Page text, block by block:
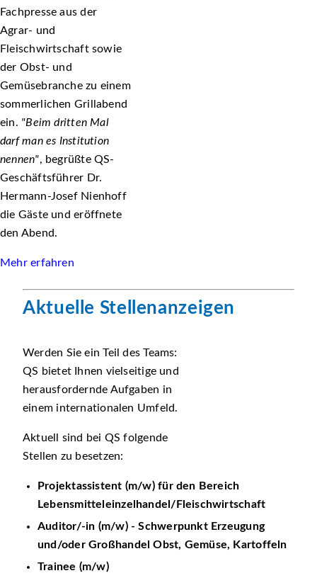
Fachpresse aus der
Agrar- und
Fleischwirtschaft sowie
der Obst- und
Gemüsebranche zu einem
sommerlichen Grillabend
ein.
Beim dritten Mal
darf man es Institution
nennen , begrüßte QS-
Geschäftsführer Dr.
Hermann-Josef Nienhoff
die Gäste und eröffnete
den Abend.
Mehr erfahren
Aktuelle Stellenanzeigen
Werden Sie ein Teil des Teams:
QS bietet Ihnen vielseitige und
herausfordernde Aufgaben in
einem internationalen Umfeld.
Aktuell sind bei QS folgende
Stellen zu besetzen:
Projektassistent (m/w) für den Bereich
Lebensmitteleinzelhandel/Fleischwirtschaft
Auditor/-in (m/w) - Schwerpunkt Erzeugung
und/oder Großhandel Obst, Gemüse, Kartoffeln
Trainee (m/w)